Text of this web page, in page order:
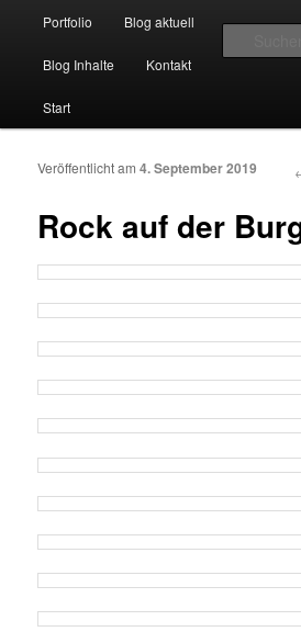
M-Momente
Zum Inhalt wechseln
Zum sekundären Inhalt wechseln
Portfolio Blog aktuell
Blog Inhalte Kontakt
Start
Rock auf der
Veröffentlicht am4. September 2019